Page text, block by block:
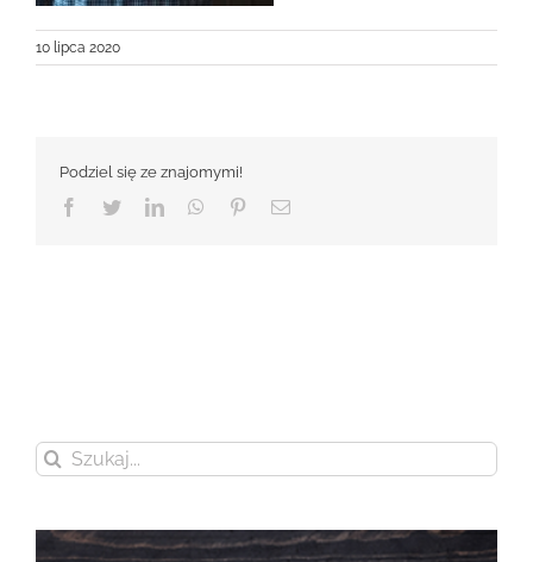
10 lipca 2020
Podziel się ze znajomymi!
Facebook
TwitterLinkedInWhatsApp
PinterestEmail
Szukaj